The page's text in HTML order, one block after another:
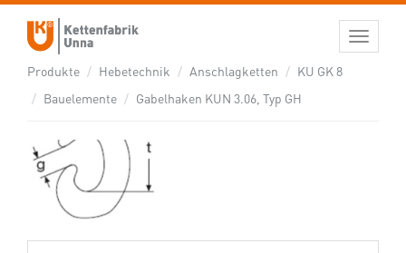
Toggle
Produkte
Hebetechnik Anschlagketten
KU GK 8
Bauelemente
Gabelhaken KUN 3.06, Typ GH
GABELHAKEN KUN 3.06, TYP GH